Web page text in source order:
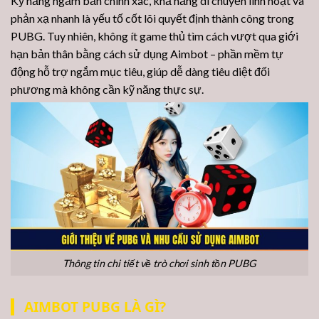
phản xạ nhanh là yếu tố cốt lõi quyết định thành công trong
PUBG. Tuy nhiên, không ít game thủ tìm cách vượt qua giới
hạn bản thân bằng cách sử dụng Aimbot – phần mềm tự
động hỗ trợ ngắm mục tiêu, giúp dễ dàng tiêu diệt đối
phương mà không cần kỹ năng thực sự.
Thông tin chi tiết về trò chơi sinh tồn PUBG
AIMBOT PUBG LÀ GÌ?